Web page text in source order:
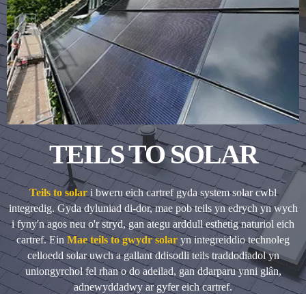
TEILS TO SOLAR
Teils to solar i bweru eich cartref gyda system solar cwbl
integredig. Gyda dyluniad di-dor, mae pob teils yn edrych yn wych
i fyny'n agos neu o'r stryd, gan ategu arddull esthetig naturiol eich
cartref. Ein Mae teils to gwydr solar yn integreiddio technoleg
celloedd solar uwch a gallant ddisodli teils traddodiadol yn
uniongyrchol fel rhan o do adeilad, gan ddarparu ynni glân,
adnewyddadwy ar gyfer eich cartref.